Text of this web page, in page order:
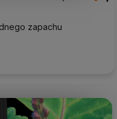
zapachu